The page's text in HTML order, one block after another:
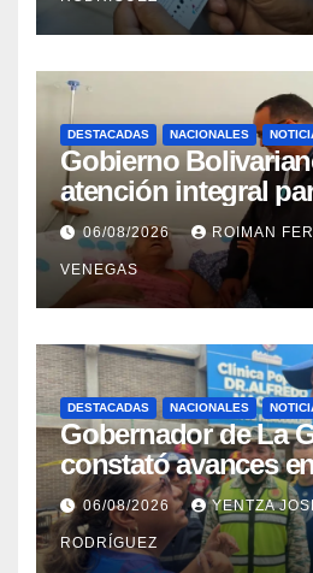
DESTACADAS NACIONALES
Gobierno
atención integral
con discapacidad
campamentos de
06/08/2026 ROIMAN
VENEGAS
DESTACADAS NACIONALES
Gobernador de La
constató avances
rehabilitación del
Catia la Mar
06/08/2026 YENTZA
RODRÍGUEZ